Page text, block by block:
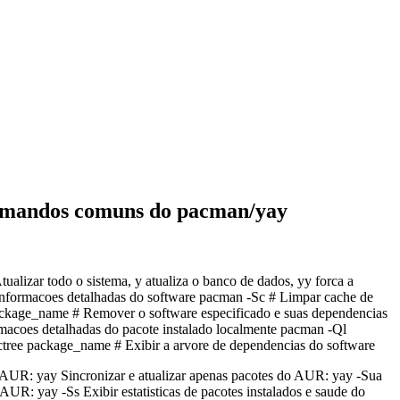
comuns do pacman/yay
todo o sistema, y atualiza o banco de dados, yy forca a
detalhadas do software pacman -Sc # Limpar cache de
# Remover o software especificado e suas dependencias
detalhadas do pacote instalado localmente pacman -Ql
package_name # Exibir a arvore de dependencias do software
yay Sincronizar e atualizar apenas pacotes do AUR: yay -Sua
yay -Ss Exibir estatisticas de pacotes instalados e saude do